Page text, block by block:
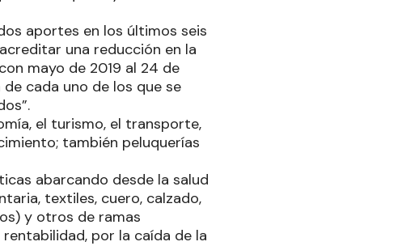
aportes en los últimos seis
una reducción en la
mayo de 2019 al 24 de
cada uno de los que se
el turismo, el transporte,
también peluquerías
abarcando desde la salud
textiles, cuero, calzado,
y otros de ramas
por la caída de la